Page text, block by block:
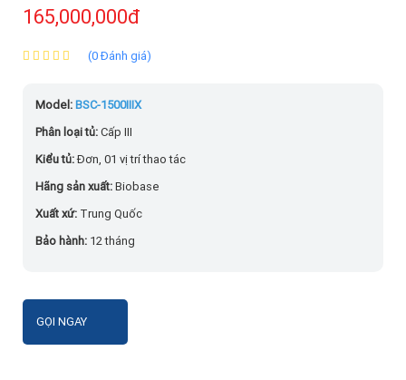
165,000,000đ
(0 Đánh giá)
Model:BSC-1500IIIX
Phân loại tủ:Cấp III
Kiểu tủ:Đơn, 01 vị trí thao tác
Hãng sản xuất:Biobase
Xuất xứ: Trung Quốc
Bảo hành: 12 tháng
GỌI NGAY